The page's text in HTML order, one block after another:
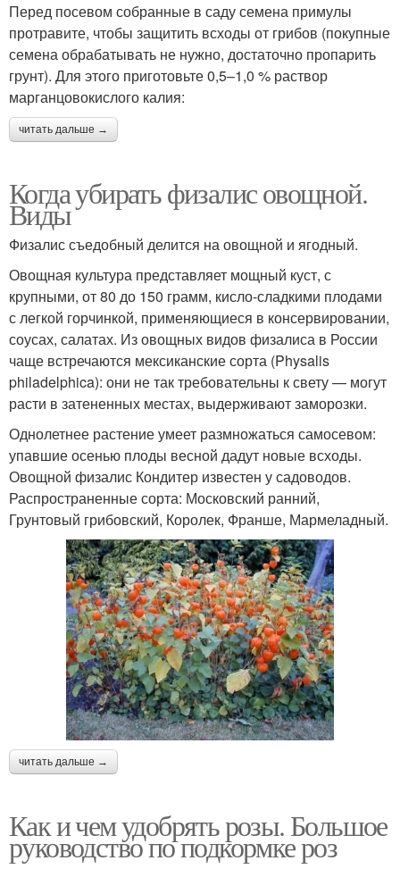
Перед посевом собранные в саду семена примулы
протравите, чтобы защитить всходы от грибов (покупные
семена обрабатывать не нужно, достаточно пропарить
грунт). Для этого приготовьте 0,5–1,0 % раствор
марганцовокислого калия:
читать дальше →
Когда убирать физалис овощной.
Виды
Физалис съедобный делится на овощной и ягодный.
Овощная культура представляет мощный куст, с
крупными, от 80 до 150 грамм, кисло-сладкими плодами
с легкой горчинкой, применяющиеся в консервировании,
соусах, салатах. Из овощных видов физалиса в России
чаще встречаются мексиканские сорта (Physalis
philadelphica): они не так требовательны к свету — могут
расти в затененных местах, выдерживают заморозки.
Однолетнее растение умеет размножаться самосевом:
упавшие осенью плоды весной дадут новые всходы.
Овощной физалис Кондитер известен у садоводов.
Распространенные сорта: Московский ранний,
Грунтовый грибовский, Королек, Франше, Мармеладный.
читать дальше →
Как и чем удобрять розы. Большое
руководство по подкормке роз